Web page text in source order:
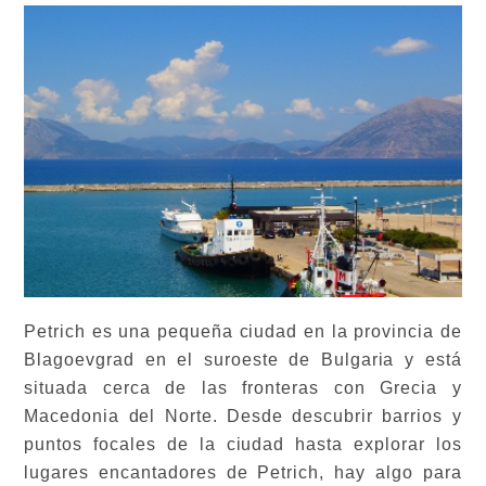
Petrich es una pequeña ciudad en la provincia de
Blagoevgrad en el suroeste de Bulgaria y está
situada cerca de las fronteras con Grecia y
Macedonia del Norte. Desde descubrir barrios y
puntos focales de la ciudad hasta explorar los
lugares encantadores de Petrich, hay algo para